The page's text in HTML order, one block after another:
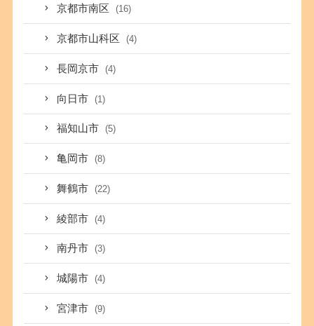
京都市南区 (16)
京都市山科区 (4)
長岡京市 (4)
向日市 (1)
福知山市 (5)
亀岡市 (8)
舞鶴市 (22)
綾部市 (4)
南丹市 (3)
城陽市 (4)
宮津市 (9)